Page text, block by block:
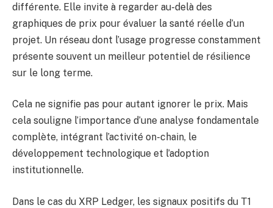
différente. Elle invite à regarder au-delà des
graphiques de prix pour évaluer la santé réelle d’un
projet. Un réseau dont l’usage progresse constamment
présente souvent un meilleur potentiel de résilience
sur le long terme.
Cela ne signifie pas pour autant ignorer le prix. Mais
cela souligne l’importance d’une analyse fondamentale
complète, intégrant l’activité on-chain, le
développement technologique et l’adoption
institutionnelle.
Dans le cas du XRP Ledger, les signaux positifs du T1